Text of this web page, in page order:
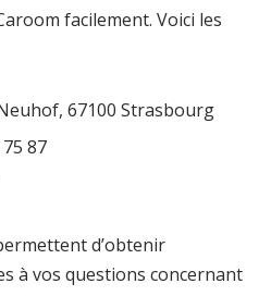
facilement. Voici les
67100 Strasbourg
87
d’obtenir
à vos questions concernant